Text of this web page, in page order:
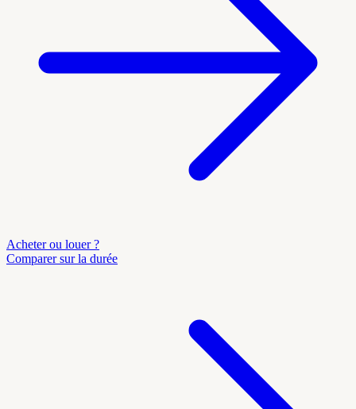
Acheter ou louer ?
Comparer sur la durée